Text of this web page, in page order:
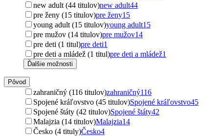
new adult (44 titulov)new adult44
pre ženy (15 titulov)pre ženy15
young adult (15 titulov)young adult15
pre mužov (14 titulov)pre mužov14
pre deti (1 titul)pre deti1
pre deti a mládež (1 titul)pre deti a mládež1
Ďalšie možnosti
Pôvod
zahraničný (116 titulov)zahraničný116
Spojené kráľovstvo (45 titulov)Spojené kráľovstvo45
Spojené štáty (42 titulov)Spojené štáty42
Malajzia (14 titulov)Malajzia14
Česko (4 tituly)Česko4